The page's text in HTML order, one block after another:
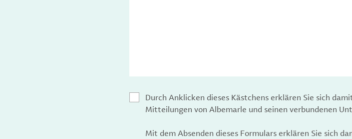
Durch Anklicken dieses Kästchens erklären Sie sich
Mitteilungen von Albemarle und seinen verbundenen
Mit dem Absenden dieses Formulars erklären Sie sich